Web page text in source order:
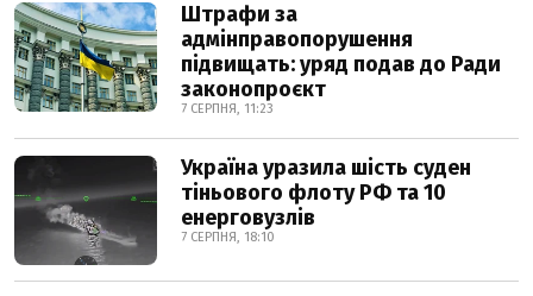
Штрафи за
адмінправопорушення
підвищать: уряд подав до Ради
законопроєкт
7 СЕРПНЯ, 11:23
Україна уразила шість суден
тіньового флоту РФ та 10
енерговузлів
7 СЕРПНЯ, 18:10